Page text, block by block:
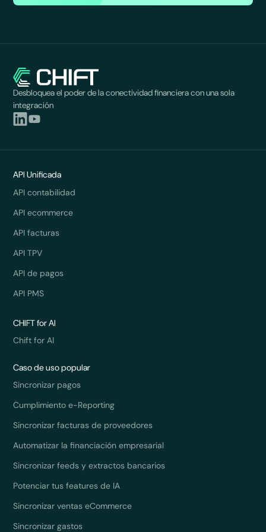
Desbloquea el poder de la conectividad financiera con una sola
integración
API Unificada
API contabilidad
API ecommerce
API facturas
API TPV
API de pagos
API PMS
CHIFT for AI
Chift for AI
Caso de uso popular
Sincronizar pagos
Cumplimiento e-Reporting
Sincronizar facturas de proveedores
Automatizar la financiación empresarial
Sincronizar feeds y extractos bancarios
Potenciar tus features de IA
Sincronizar ventas eCommerce
Sincronizar gastos